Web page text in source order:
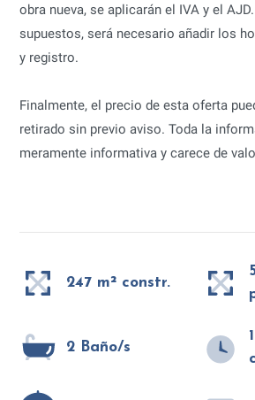
obra nueva, se aplicarán el IVA y el
supuestos, será necesario añadir los
y registro.
Finalmente, el precio de esta oferta
retirado sin previo aviso. Toda la
meramente informativa y carece de
247 m² constr.
2 Baño/s